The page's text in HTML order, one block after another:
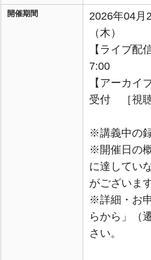
開催期間
2026年04月
（木）
【ライブ配
7:00
【アーカイ
受付 ［視
※講義中の
※開催日の
に達してい
がございま
※詳細・お
らから」（
さい。